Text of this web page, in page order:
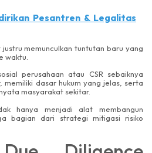
Pesantren & Legalitas
memunculkan tuntutan baru yang
waktu.
perusahaan atau CSR sebaiknya
dasar hukum yang jelas, serta
masyarakat sekitar.
hanya menjadi alat membangun
bagian dari strategi mitigasi risiko